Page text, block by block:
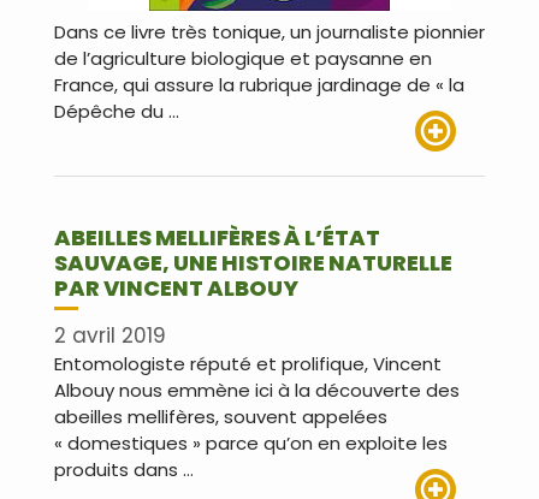
Dans ce livre très tonique, un journaliste pionnier
de l’agriculture biologique et paysanne en
France, qui assure la rubrique jardinage de « la
Dépêche du …
ABEILLES MELLIFÈRES À L’ÉTAT
SAUVAGE, UNE HISTOIRE NATURELLE
PAR VINCENT ALBOUY
2 avril 2019
Entomologiste réputé et prolifique, Vincent
Albouy nous emmène ici à la découverte des
abeilles mellifères, souvent appelées
« domestiques » parce qu’on en exploite les
produits dans …